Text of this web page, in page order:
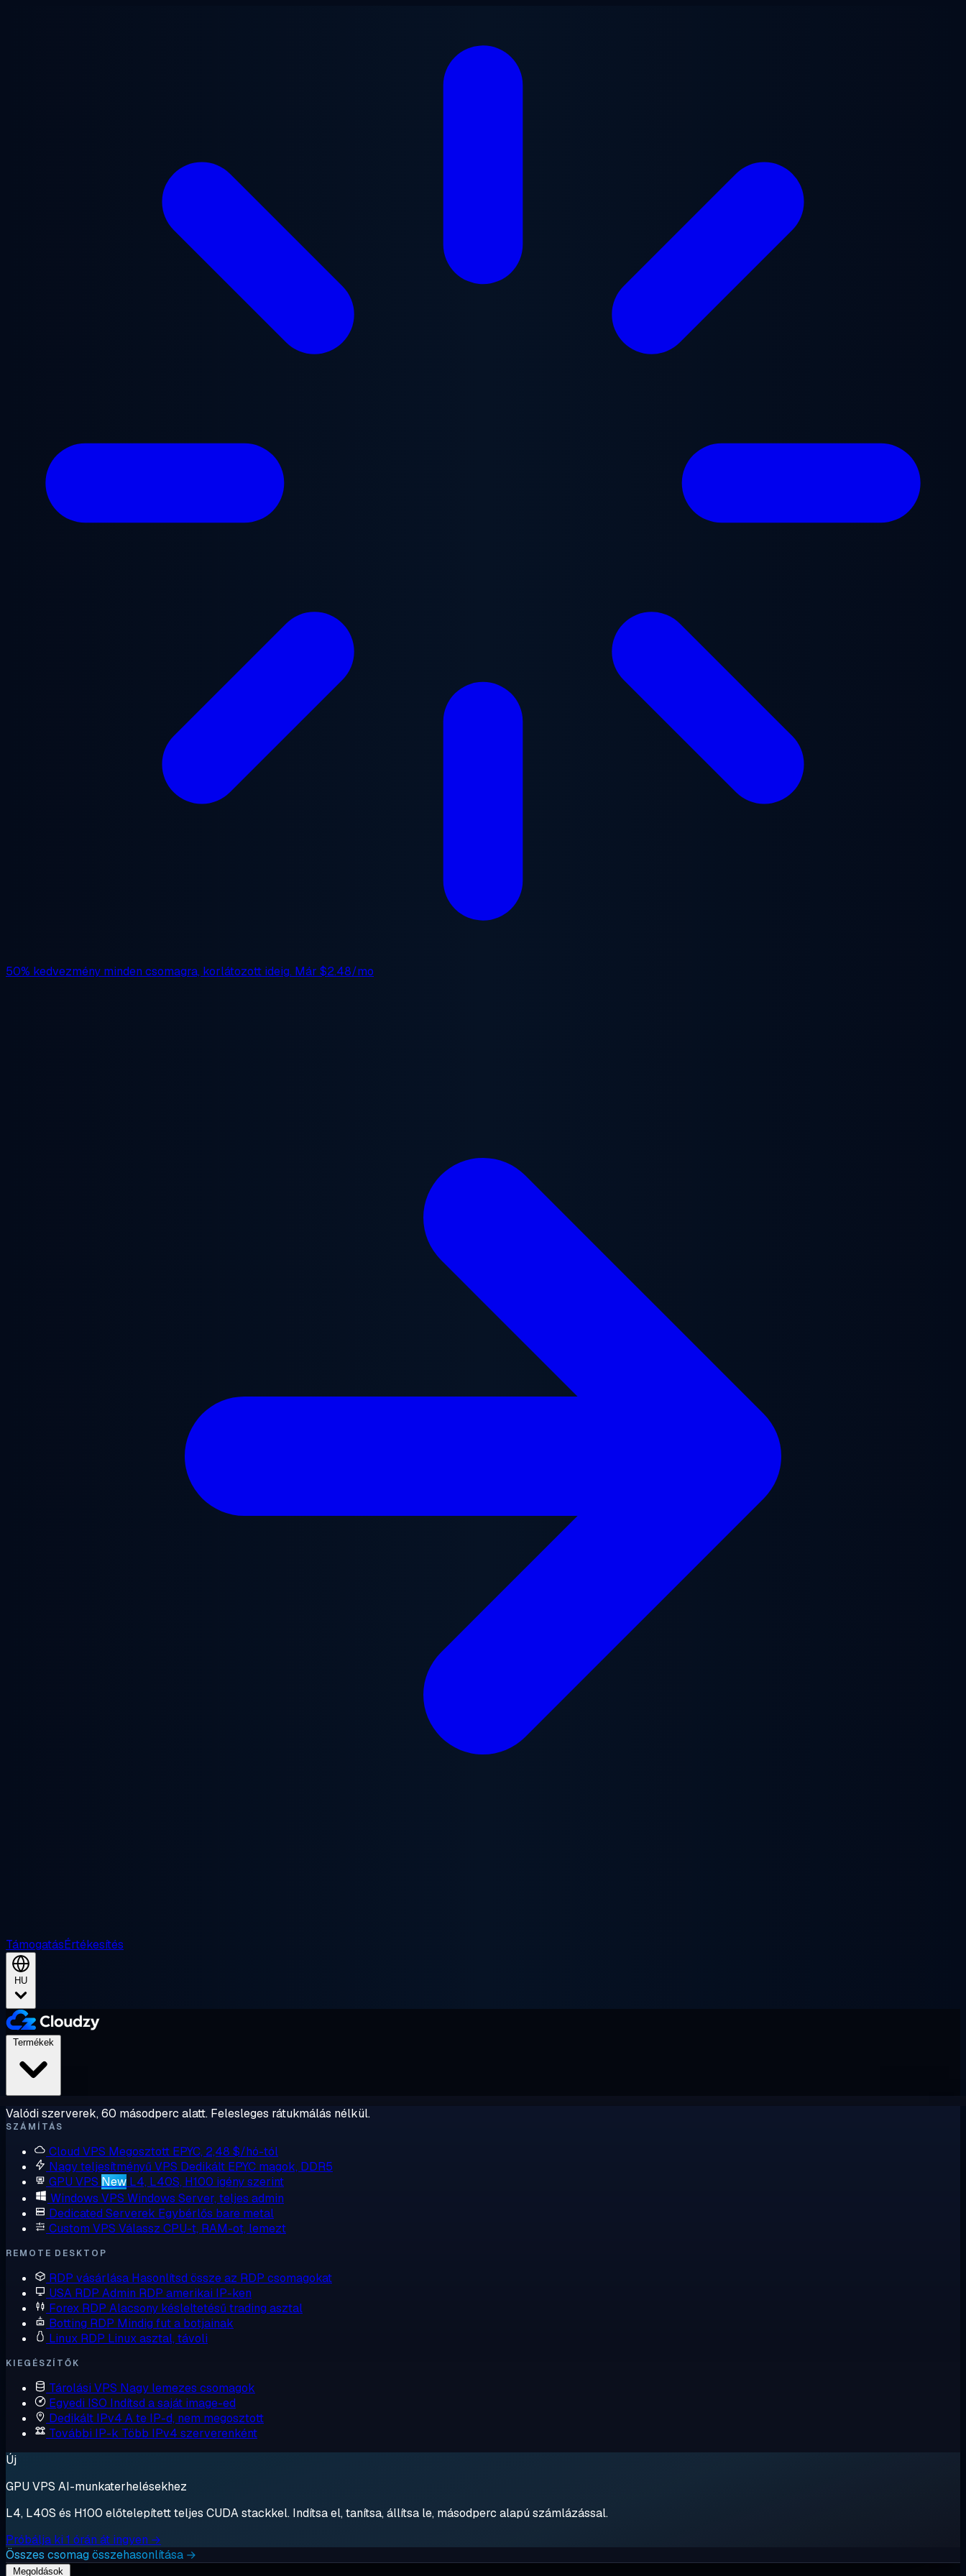
50% kedvezmény minden csomagra, korlátozott ideig. Már $2.48/mo
TámogatásÉrtékesítés
HU
Valódi szerverek, 60 másodperc alatt. Felesleges rátukmálás nélkül.
SZÁMÍTÁS
Cloud VPS Megosztott EPYC, 2,48 $/hó-tól
Nagy teljesítményű VPS Dedikált EPYC magok, DDR5
GPU VPS New L4, L40S, H100 igény szerint
Windows VPS Windows Server, teljes admin
Dedicated Serverek Egybérlős bare metal
Custom VPS Válassz CPU-t, RAM-ot, lemezt
REMOTE DESKTOP
RDP vásárlása Hasonlítsd össze az RDP csomagokat
USA RDP Admin RDP amerikai IP-ken
Forex RDP Alacsony késleltetésű trading asztal
Botting RDP Mindig fut a botjainak
Linux RDP Linux asztal, távoli
KIEGÉSZÍTŐK
Tárolási VPS Nagy lemezes csomagok
Egyedi ISO Indítsd a saját image-ed
Dedikált IPv4 A te IP-d, nem megosztott
További IP-k Több IPv4 szerverenként
Új
GPU VPS AI-munkaterhelésekhez
L4, L40S és H100 előtelepített teljes CUDA stackkel. Indítsa el, tanítsa, állítsa le, másodperc alapú számlázással.
Próbálja ki 1 órán át ingyen →
Összes csomag összehasonlítása →